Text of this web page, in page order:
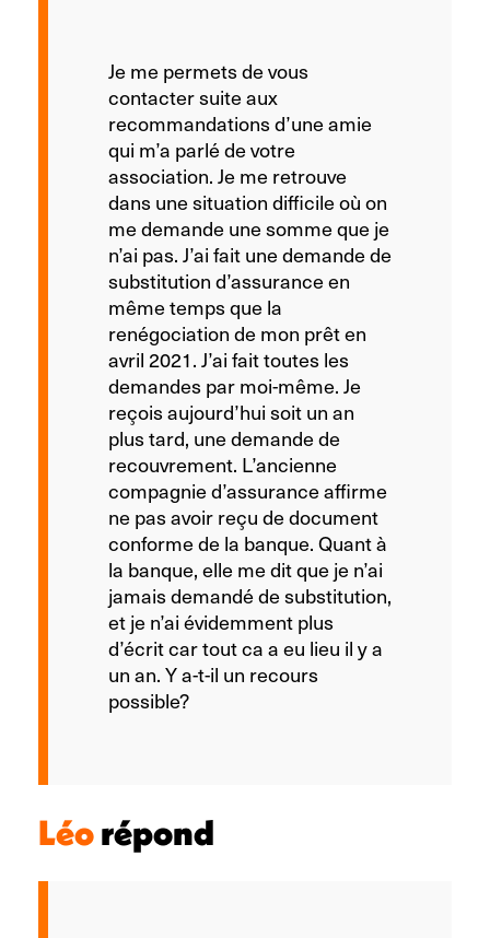
Je me permets de vous
contacter suite aux
recommandations d’une amie
qui m’a parlé de votre
association. Je me retrouve
dans une situation difficile où on
me demande une somme que je
n’ai pas. J’ai fait une demande de
substitution d’assurance en
même temps que la
renégociation de mon prêt en
avril 2021. J’ai fait toutes les
demandes par moi-même. Je
reçois aujourd’hui soit un an
plus tard, une demande de
recouvrement. L’ancienne
compagnie d’assurance affirme
ne pas avoir reçu de document
conforme de la banque. Quant à
la banque, elle me dit que je n’ai
jamais demandé de substitution,
et je n’ai évidemment plus
d’écrit car tout ca a eu lieu il y a
un an. Y a-t-il un recours
possible?
Léorépond